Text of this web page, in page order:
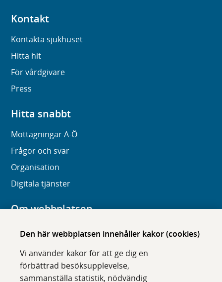
Den här webbplatsen innehåller kakor (cookies)
Vi använder kakor för att ge dig en
förbättrad besöksupplevelse,
sammanställa statistik, nödvändig
Kontakt
Kontakta sjukhuset
Hitta hit
För vårdgivare
Press
Hitta snabbt
Mottagningar A-Ö
Frågor och svar
Organisation
Digitala tjänster
Om webbplatsen
Om karolinska.se
Tillgänglighet
Om cookies